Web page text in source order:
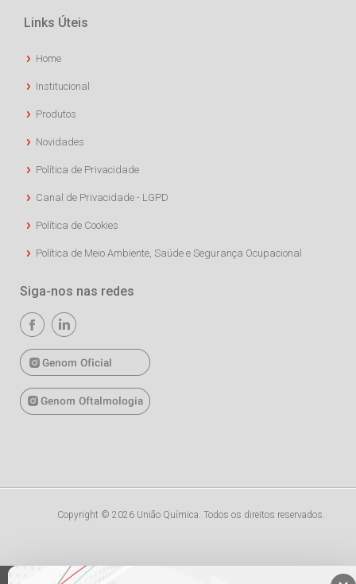
Links Úteis
Home
Institucional
Produtos
Novidades
Política de Privacidade
Canal de Privacidade - LGPD
Política de Cookies
Política de Meio Ambiente, Saúde e Segurança Ocupacional
Siga-nos nas redes
Copyright © 2026 União Química. Todos os direitos reservados.